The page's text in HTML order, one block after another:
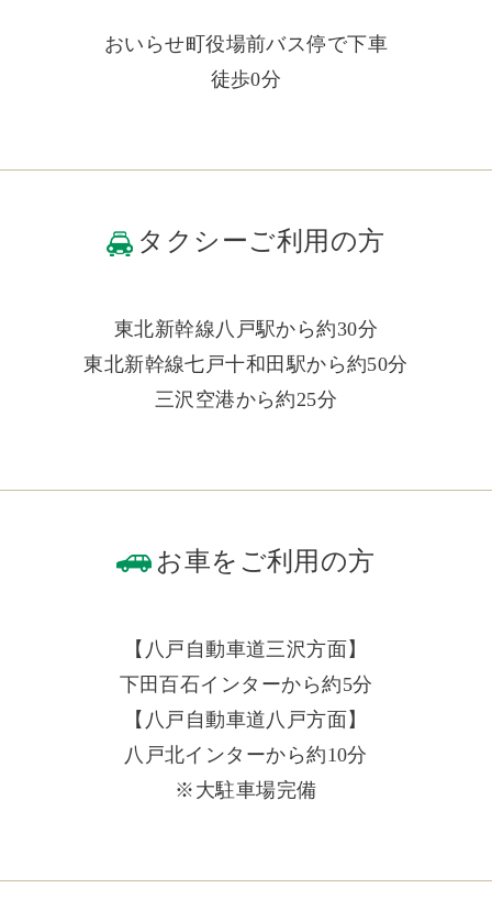
おいらせ町役場前バス停で下車
徒歩0分
タクシーご利用の方
東北新幹線八戸駅から約30分
東北新幹線七戸十和田駅から約50分
三沢空港から約25分
お車をご利用の方
【八戸自動車道三沢方面】
下田百石インターから約5分
【八戸自動車道八戸方面】
八戸北インターから約10分
※大駐車場完備